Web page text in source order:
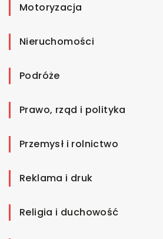
Motoryzacja
Nieruchomości
Podróże
Prawo, rząd i polityka
Przemysł i rolnictwo
Reklama i druk
Religia i duchowość